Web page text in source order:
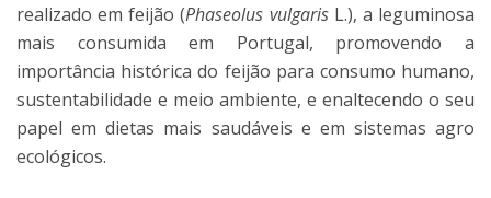
realizado em feijão (Phaseolus vulgarisL.), a leguminosa
mais consumida em Portugal, promovendo a
importância histórica do feijão para consumo humano,
sustentabilidade e meio ambiente, e enaltecendo o seu
papel em dietas mais saudáveis e em sistemas agro
ecológicos.